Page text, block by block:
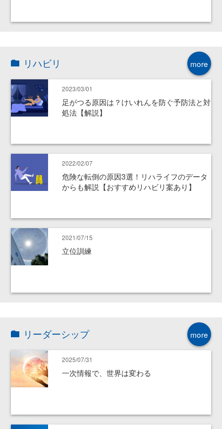
more
リハビリ
2023/03/01
足がつる原因は？けいれんを防ぐ予防法と対
処法【解説】
2022/02/07
危険な転倒の原因3選！リハライフのデータ
からも解説【おすすめリハビリ案あり】
2021/07/15
立位訓練
more
リーダーシップ
2025/07/31
一次情報で、世界は変わる